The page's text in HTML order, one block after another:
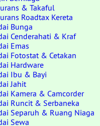
& Takaful
Roadtax Kereta
Bunga
Cenderahati & Kraf
Emas
Fotostat & Cetakan
Hardware
Ibu & Bayi
Jahit
Kamera & Camcorder
Runcit & Serbaneka
Separuh & Ruang Niaga
Sewa